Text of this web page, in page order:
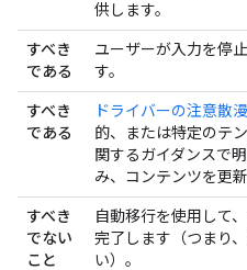
供します。
すべき
である
ユーザーが入力を停
す。
すべき
である
ドライバーの注意散
的、または特定のテ
関するガイダンスで
み、コンテンツを更
すべき
でない
こと
自動移行を使用して
完了します（つまり
い）。